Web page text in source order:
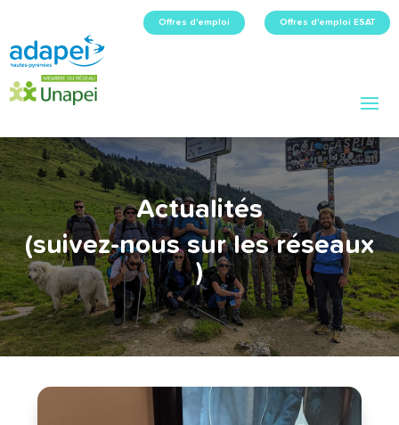
Offres d'emploi Offres d'emploi ESAT
Actualités
(suivez-nous sur les réseaux
)